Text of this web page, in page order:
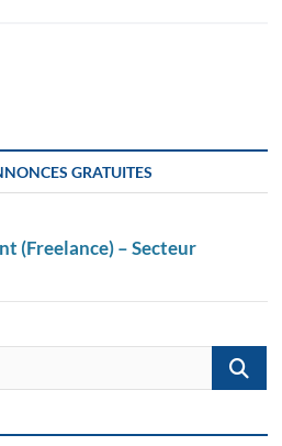
GRATUITES
(Freelance) – Secteur
…